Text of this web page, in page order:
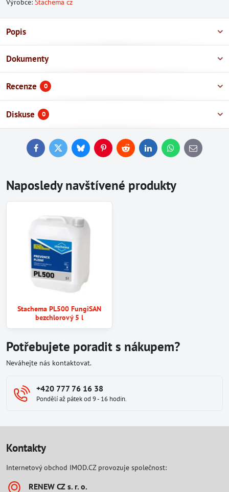
Výrobce: Stachema cz
Popis
Dokumenty
Recenze 0
Diskuse 0
FacebookTwitterBlueskyPinterestReddit LinkedInWhatsApp
E-
mail
Naposledy navštívené produkty
Stachema PL500 FungiSAN
bezchlorový 5 l
Potřebujete poradit s nákupem?
Neváhejte nás kontaktovat.
+420 777 76 16 38
Pondělí až pátek od 9 - 16 hodin.
Kontakty
Internetový obchod IMOD.CZ provozuje společnost:
RENEW CZ s​. r​. o​.